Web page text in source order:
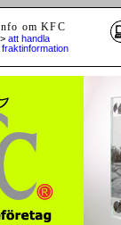
om KFC
att handla
fraktinformation